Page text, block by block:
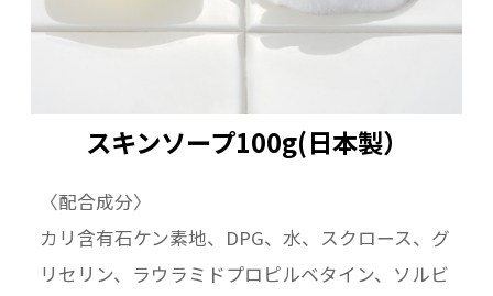
スキンソープ100g(日本製）
〈配合成分〉
カリ含有石ケン素地、DPG、水、スクロース、グ
リセリン、ラウラミドプロピルベタイン、ソルビ